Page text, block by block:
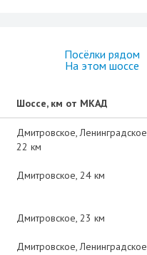
Посёлки рядом
На этом шоссе
Шоссе, км от МКАД
Дмитровское Ленинградское
22 км
Дмитровское 24 км
Дмитровское 23 км
Дмитровское Ленинградское